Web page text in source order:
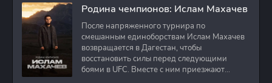
Родина чемпионов: Ислам Махачев
После напряженного турнира по
смешанным единоборствам Ислам Махачев
возвращается в Дагестан, чтобы
восстановить силы перед следующими
боями в UFC. Вместе с ним приезжают